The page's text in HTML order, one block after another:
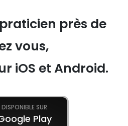
près de
vous,
iOS et Android.
DISPONIBLE SUR
Play